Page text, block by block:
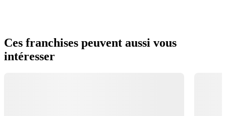
Ces franchises peuvent aussi vous
intéresser